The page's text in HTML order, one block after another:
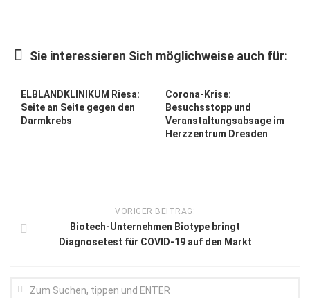
Forum Gesundheit
Allgemein
Hören
Lebensart
Sie interessieren Sich möglichweise auch für:
ELBLANDKLINIKUM Riesa:
Seite an Seite gegen den
Darmkrebs
Corona-Krise:
Besuchsstopp und
Veranstaltungsabsage im
Herzzentrum Dresden
VORIGER BEITRAG:
Biotech-Unternehmen Biotype bringt
Diagnosetest für COVID-19 auf den Markt